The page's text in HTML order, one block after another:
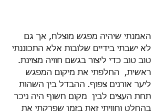
האמנתי שיהיה מפגש מוצלח, אך גם
לא ישבתי בידיים שלובות אלא התכוננתי
טוב טוב כדי ליצור בגשם חוויה מצוינת.
ראשית,  החלפתי את מיקום המפגש
ליער אורנים צפוף. ההבדל בין השהות
תחת העצים לבין  מקום חשוף היה ניכר
בהחלט וחוויתי זאת בזמן שפרקתי את